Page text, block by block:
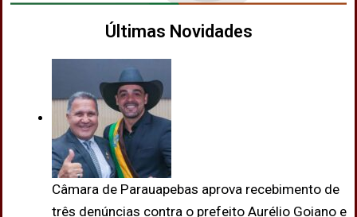
Últimas Novidades
Câmara de Parauapebas aprova recebimento de
três denúncias contra o prefeito Aurélio Goiano e